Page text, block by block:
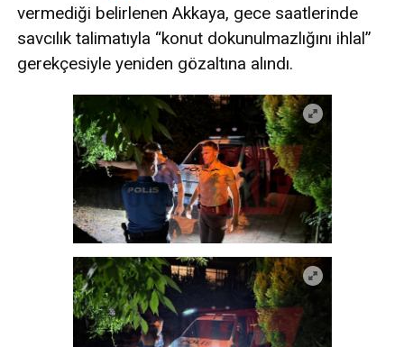
vermediği belirlenen Akkaya, gece saatlerinde
savcılık talimatıyla “konut dokunulmazlığını ihlal”
gerekçesiyle yeniden gözaltına alındı.